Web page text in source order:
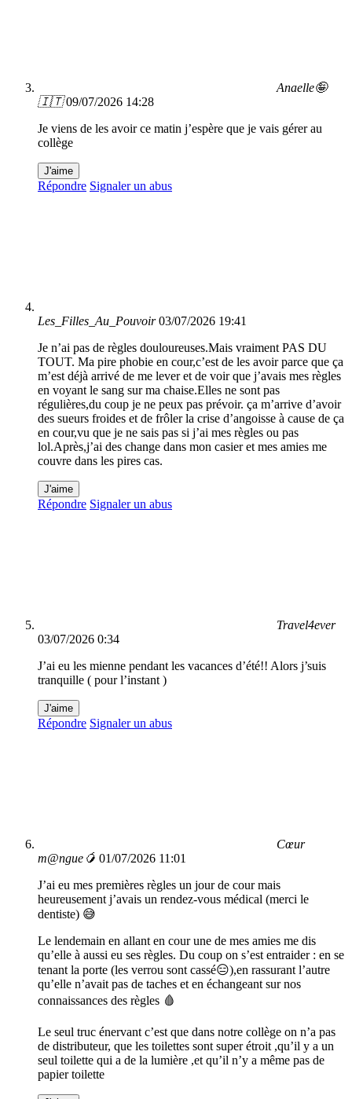
Anaelle🤪
🇮🇹 09/07/2026 14:28
Je viens de les avoir ce matin j’espère que je vais gérer au
collège
J'aime
Répondre Signaler un abus
Les_Filles_Au_Pouvoir 03/07/2026 19:41
Je n’ai pas de règles douloureuses.Mais vraiment PAS DU
TOUT. Ma pire phobie en cour,c’est de les avoir parce que ça
m’est déjà arrivé de me lever et de voir que j’avais mes règles
en voyant le sang sur ma chaise.Elles ne sont pas
régulières,du coup je ne peux pas prévoir. ça m’arrive d’avoir
des sueurs froides et de frôler la crise d’angoisse à cause de ça
en cour,vu que je ne sais pas si j’ai mes règles ou pas
lol.Après,j’ai des change dans mon casier et mes amies me
couvre dans les pires cas.
J'aime
Répondre Signaler un abus
Travel4ever
03/07/2026 0:34
J’ai eu les mienne pendant les vacances d’été!! Alors j’suis
tranquille ( pour l’instant )
J'aime
Répondre Signaler un abus
Cœur
m@ngue🥭 01/07/2026 11:01
J’ai eu mes premières règles un jour de cour mais
heureusement j’avais un rendez-vous médical (merci le
dentiste) 😅
Le lendemain en allant en cour une de mes amies me dis
qu’elle à aussi eu ses règles. Du coup on s’est entraider : en se
tenant la porte (les verrou sont cassé😑),en rassurant l’autre
qu’elle n’avait pas de taches et en échangeant sur nos
connaissances des règles 🩸
Le seul truc énervant c’est que dans notre collège on n’a pas
de distributeur, que les toilettes sont super étroit ,qu’il y a un
seul toilette qui a de la lumière ,et qu’il n’y a même pas de
papier toilette